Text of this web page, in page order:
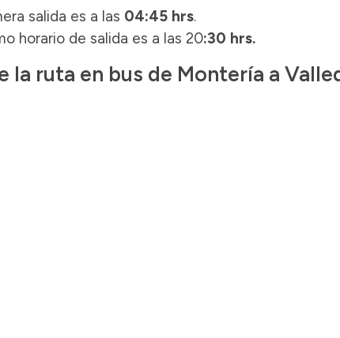
salida es a las 04:45 hrs.
horario de salida es a las 20:30 hrs.
la ruta en bus de Montería a